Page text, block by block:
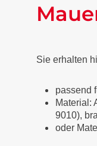
Sie erhalten
passend
Material:
9010),
oder